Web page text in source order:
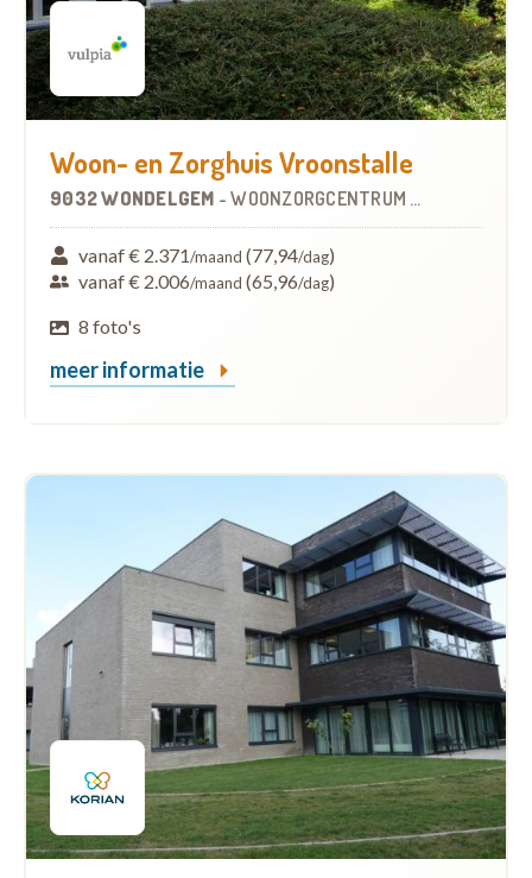
Woon- en Zorghuis Vroonstalle
9032 WONDELGEM -WOONZORGCENTRUM (WZC)
vanaf € 2.371/maand (77,94/dag)
vanaf € 2.006/maand (65,96/dag)
8 foto's
meer informatie